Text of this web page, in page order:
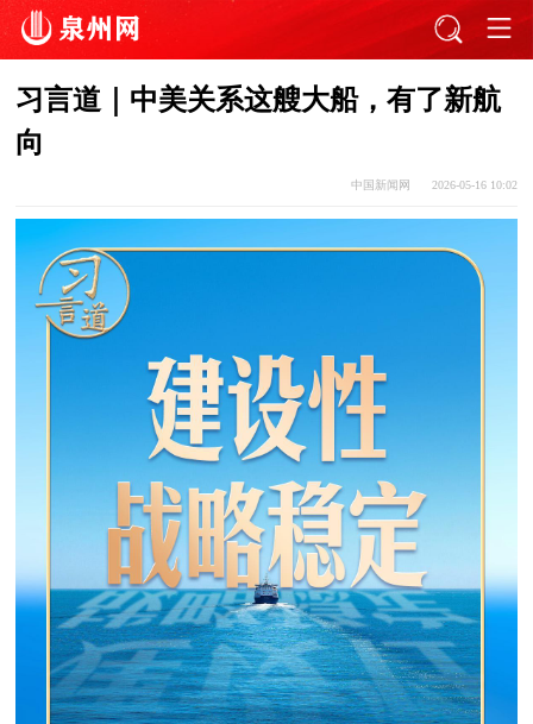
习言道｜中美关系这艘大船，有了新航
向
中国新闻网 2026-05-16 10:02